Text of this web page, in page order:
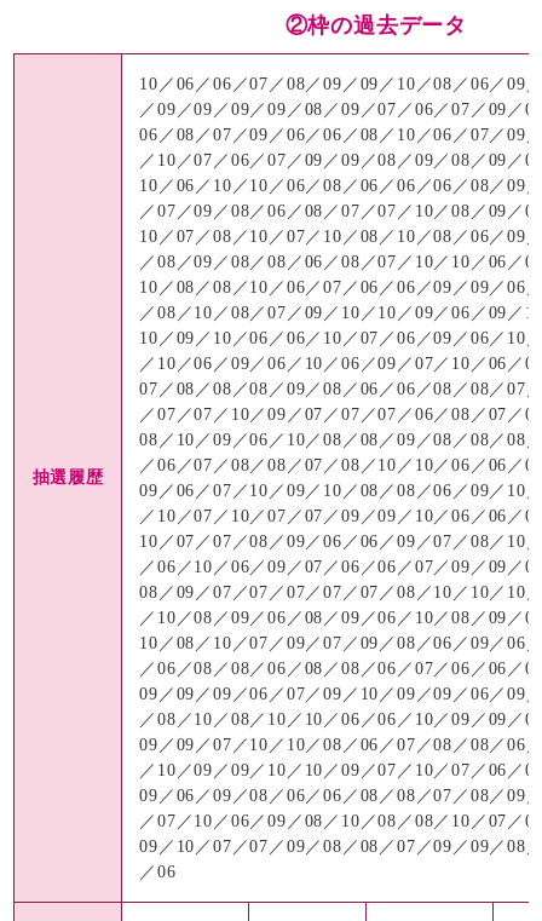
②枠の過去データ
抽選履歴
10／06／06／07／08／09／09／10／08／06／09
／09／09／09／09／08／09／07／06／07／09／
06／08／07／09／06／06／08／10／06／07／09
／10／07／06／07／09／09／08／09／08／09／
10／06／10／10／06／08／06／06／06／08／09
／07／09／08／06／08／07／07／10／08／09／
10／07／08／10／07／10／08／10／08／06／09
／08／09／08／08／06／08／07／10／10／06／
10／08／08／10／06／07／06／06／09／09／06
／08／10／08／07／09／10／10／09／06／09／
10／09／10／06／06／10／07／06／09／06／10
／10／06／09／06／10／06／09／07／10／06／
07／08／08／08／09／08／06／06／08／08／07
／07／07／10／09／07／07／07／06／08／07／
08／10／09／06／10／08／08／09／08／08／08
／06／07／08／08／07／08／10／10／06／06／
09／06／07／10／09／10／08／08／06／09／10
／10／07／10／07／07／09／09／10／06／06／
10／07／07／08／09／06／06／09／07／08／10
／06／10／06／09／07／06／06／07／09／09／
08／09／07／07／07／07／07／08／10／10／10
／10／08／09／06／08／09／06／10／08／09／
10／08／10／07／09／07／09／08／06／09／06
／06／08／08／06／08／08／06／07／06／06／
09／09／09／06／07／09／10／09／09／06／09
／08／10／08／10／10／06／06／10／09／09／
09／09／07／10／10／08／06／07／08／08／06
／10／09／09／10／10／09／07／10／07／06／
09／06／09／08／06／06／08／08／07／08／09
／07／10／06／09／08／10／08／08／10／07／
09／10／07／07／09／08／08／07／09／09／08
／06